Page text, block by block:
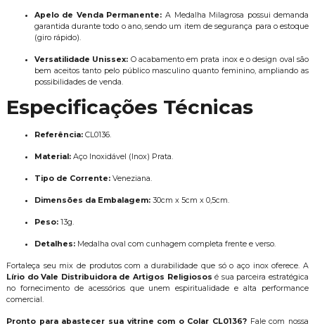
Apelo de Venda Permanente: A Medalha Milagrosa possui demanda
garantida durante todo o ano, sendo um item de segurança para o estoque
(giro rápido).
Versatilidade Unissex: O acabamento em prata inox e o design oval são
bem aceitos tanto pelo público masculino quanto feminino, ampliando as
possibilidades de venda.
Especificações Técnicas
Referência:CL0136.
Material:Aço Inoxidável (Inox) Prata.
Tipo de Corrente:Veneziana.
Dimensões da Embalagem:30cm x 5cm x 0,5cm.
Peso:13g.
Detalhes:Medalha oval com cunhagem completa frente e verso.
Fortaleça seu mix de produtos com a durabilidade que só o aço inox oferece. A
Lírio do Vale Distribuidora de Artigos Religiosos é sua parceira estratégica
no fornecimento de acessórios que unem espiritualidade e alta performance
comercial.
Pronto para abastecer sua vitrine com o Colar CL0136? Fale com nossa